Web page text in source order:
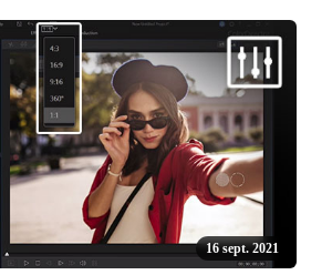
16 sept. 2021